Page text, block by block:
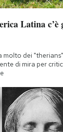
Latina c’è
molto dei
di mira per